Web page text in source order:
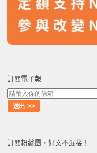
訂閱電子報
訂閱粉絲團，好文不漏接！